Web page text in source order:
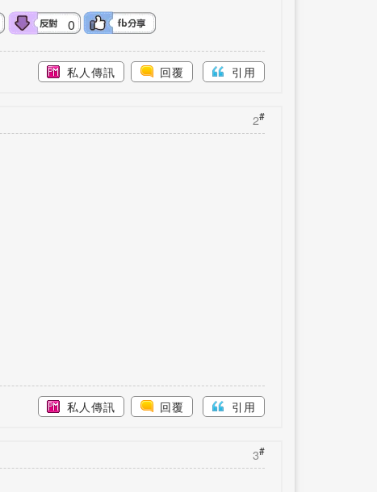
0
私人傳訊 回覆 引用
2#
私人傳訊 回覆 引用
3#